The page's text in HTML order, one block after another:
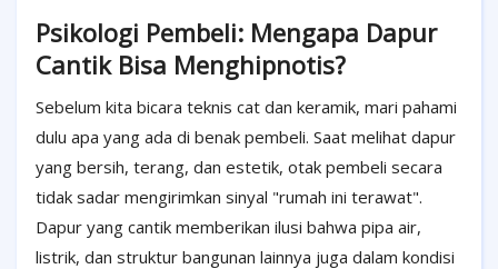
Psikologi Pembeli: Mengapa Dapur
Cantik Bisa Menghipnotis?
Sebelum kita bicara teknis cat dan keramik, mari pahami
dulu apa yang ada di benak pembeli. Saat melihat dapur
yang bersih, terang, dan estetik, otak pembeli secara
tidak sadar mengirimkan sinyal "rumah ini terawat".
Dapur yang cantik memberikan ilusi bahwa pipa air,
listrik, dan struktur bangunan lainnya juga dalam kondisi